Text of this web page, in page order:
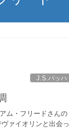
J.S.バッハ
ム・フリードさんの
ァイオリンと出会っ